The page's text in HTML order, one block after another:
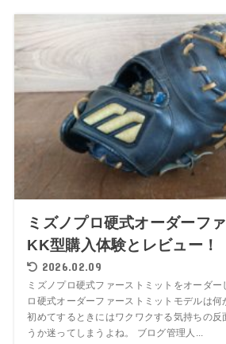
ミズノプロ硬式オーダーフ
KK型購入体験とレビュー！
2026.02.09
ミズノプロ硬式ファーストミットをオーダ
ロ硬式オーダーファーストミットモデルは何
初めてするときにはワクワクする気持ちの反
うか迷ってしまうよね。 ブログ管理人...